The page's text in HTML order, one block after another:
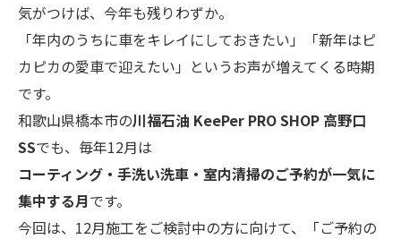
気がつけば、今年も残りわずか。
「年内のうちに車をキレイにしておきたい」「新年はピ
カピカの愛車で迎えたい」というお声が増えてくる時期
です。
和歌山県橋本市の川福石油 KeePer PRO SHOP 高野口
SSでも、毎年12月は
コーティング・手洗い洗車・室内清掃のご予約が一気に
集中する月です。
今回は、12月施工をご検討中の方に向けて、「ご予約の